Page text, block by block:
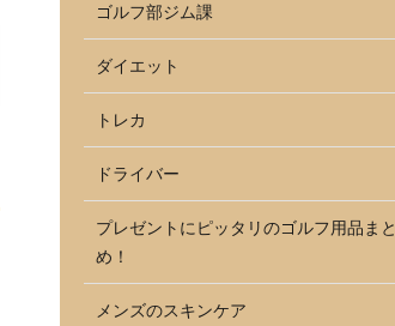
ゴルフ部ジム課
ダイエット
トレカ
ドライバー
プレゼントにピッタリのゴルフ用品まと
め！
メンズのスキンケア